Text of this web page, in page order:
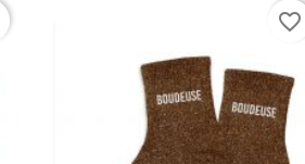
favorite_border